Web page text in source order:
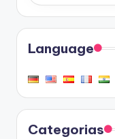
Language
Categorias